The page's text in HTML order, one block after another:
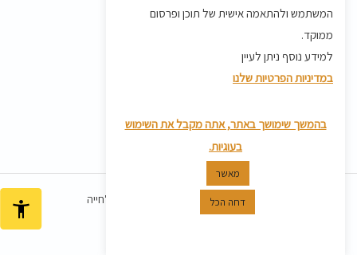
תנאים ותקנון
מדיניות החזרת מוצרים
כל הזכויות שמורות ל© 2026 שוורץ אמלחייה
המשתמש ולהתאמה אישית של תוכן ופרסום
ממוקד.
למידע נוסף ניתן לעיין
במדיניות הפרטיות שלנו
בהמשך שימושך באתר, אתה מקבל את השימוש
בעוגיות.
מאשר
דחה הכל